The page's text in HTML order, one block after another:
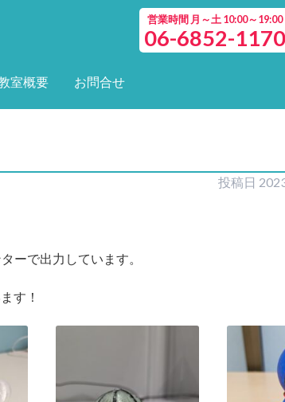
営業時間 月～土 10:00～19:00
06-6852-1170
室概要 お問合せ
投稿日
ーで出力しています。
す！